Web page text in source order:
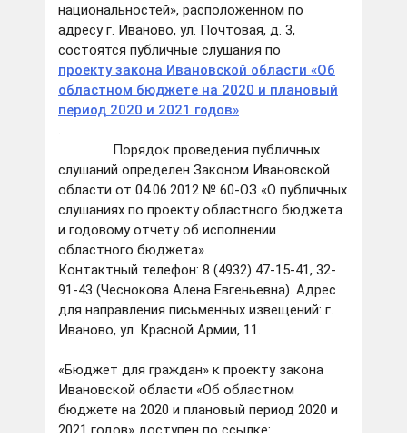
национальностей», расположенном по
адресу г. Иваново, ул. Почтовая, д. 3,
состоятся публичные слушания по
проекту закона Ивановской области «Об
областном бюджете на 2020 и плановый
период 2020 и 2021 годов»
.
Порядок проведения публичных
слушаний определен Законом Ивановской
области от 04.06.2012 № 60-ОЗ «О публичных
слушаниях по проекту областного бюджета
и годовому отчету об исполнении
областного бюджета».
Контактный телефон: 8 (4932) 47-15-41, 32-
91-43 (Чеснокова Алена Евгеньевна). Адрес
для направления письменных извещений: г.
Иваново, ул. Красной Армии, 11.
«Бюджет для граждан» к проекту закона
Ивановской области «Об областном
бюджете на 2020 и плановый период 2020 и
2021 годов» доступен по ссылке: